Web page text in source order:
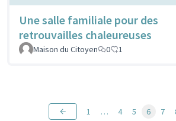
Une salle familiale pour des
retrouvailles chaleureuses
Maison du Citoyen
0 1
1 … 4 5 6 7